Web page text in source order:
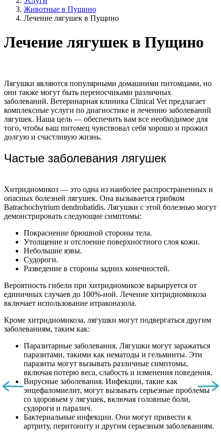
Животные в Пущино
Лечение лягушек в Пущино
Лечение лягушек в Пущино
Лягушки являются популярными домашними питомцами, но
они также могут быть переносчиками различных
заболеваний. Ветеринарная клиника Clinical Vet предлагает
комплексные услуги по диагностике и лечению заболеваний
лягушек. Наша цель — обеспечить вам все необходимое для
того, чтобы ваш питомец чувствовал себя хорошо и прожил
долгую и счастливую жизнь.
Частые заболевания лягушек
Хитридиомикоз — это одна из наиболее распространенных и
опасных болезней лягушек. Она вызывается грибком
Batrachochytrium dendrobatidis. Лягушки с этой болезнью могут
демонстрировать следующие симптомы:
Покраснение брюшной стороны тела.
Утолщение и отслоение поверхностного слоя кожи.
Небольшие язвы.
Судороги.
Разведение в стороны задних конечностей.
Вероятность гибели при хитридиомикозе варьируется от
единичных случаев до 100%-ной. Лечение хитридиомикоза
включает использование итраконазола.
Кроме хитридиомикоза, лягушки могут подвергаться другим
заболеваниям, таким как:
Паразитарные заболевания. Лягушки могут заражаться
паразитами, такими как нематоды и гельминты. Эти
паразиты могут вызывать различные симптомы,
включая потерю веса, слабость и изменения поведения.
Вирусные заболевания. Инфекции, такие как
энцефаломиелит, могут вызывать серьезные проблемы
со здоровьем у лягушек, включая головные боли,
судороги и паралич.
Бактериальные инфекции. Они могут привести к
артриту, перитониту и другим серьезным заболеваниям.